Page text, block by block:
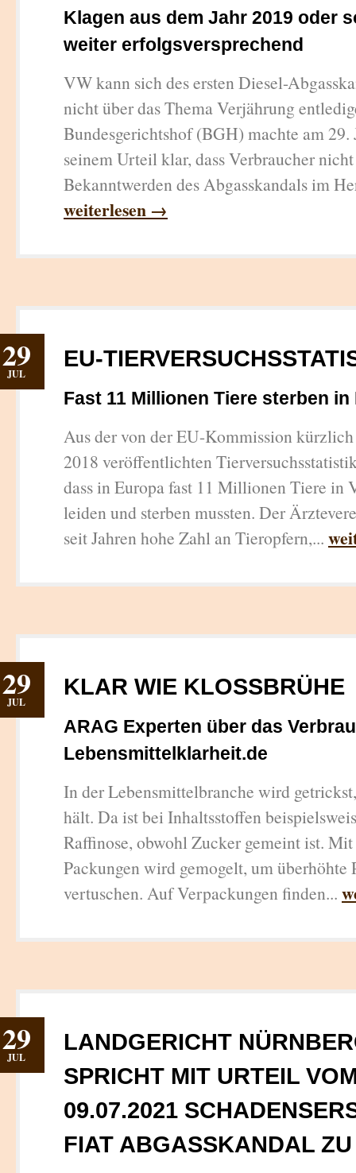
Klagen aus dem Jahr 2019 oder
weiter erfolgsversprechend
VW kann sich des ersten Diesel-
nicht über das Thema Verjährung
Bundesgerichtshof (BGH) machte am
seinem Urteil klar, dass Verbraucher
Bekanntwerden des Abgasskandals im
weiterlesen →
EU-
29
JUL
Fast 11 Millionen Tiere sterben in
Aus der von der EU-Kommission kürzlich
2018 veröffentlichten
dass in Europa fast 11 Millionen Tiere in
leiden und sterben mussten. Der
seit Jahren hohe Zahl an Tieropfern,...
KLAR WIE KLOSSBRÜHE
29
JUL
ARAG Experten über das
Lebensmittelklarheit.de
In der Lebensmittelbranche wird
hält. Da ist bei Inhaltsstoffen
Raffinose, obwohl Zucker gemeint ist.
Packungen wird gemogelt, um überhöhte
vertuschen. Auf Verpackungen finden...
LANDGERICHT
SPRICHT MIT URTEIL
09.07.2021
FIAT ABGASSKANDAL ZU
29
JUL